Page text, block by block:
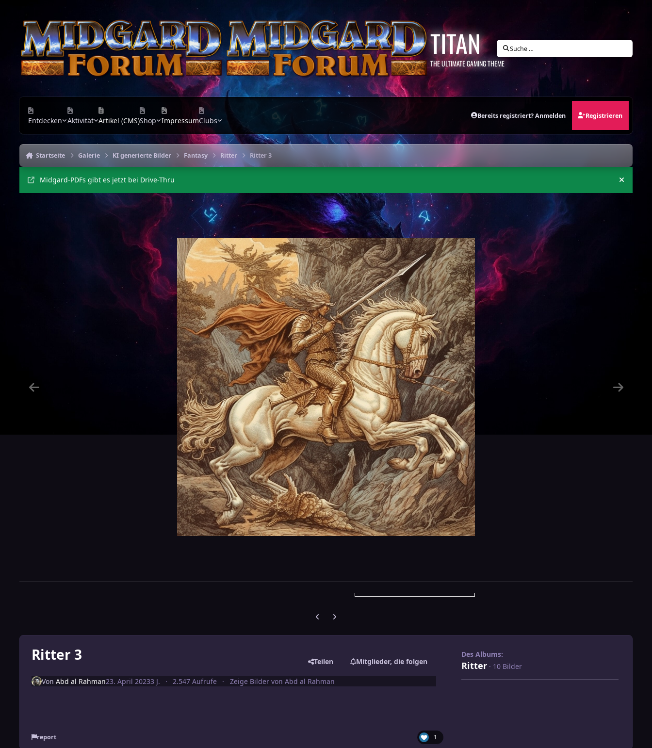
TITAN
THE ULTIMATE GAMING THEME
Suche …
Entdecken Aktivität Artikel (CMS)Shop ImpressumClubs
Bereits registriert? Anmelden Registrieren
Startseite Galerie KI generierte Bilder Fantasy Ritter Ritter 3
Midgard-PDFs gibt es jetzt bei Drive-Thru
Vorherige Karussell-Folie
Nächste Karussell-Folie
Ritter 3 Teilen Mitglieder, die folgen
Von Abd al Rahman23. April 20233 J. 2.547 Aufrufe Zeige Bilder von Abd al Rahman
report 1
Des Albums:
Ritter · 10 Bilder